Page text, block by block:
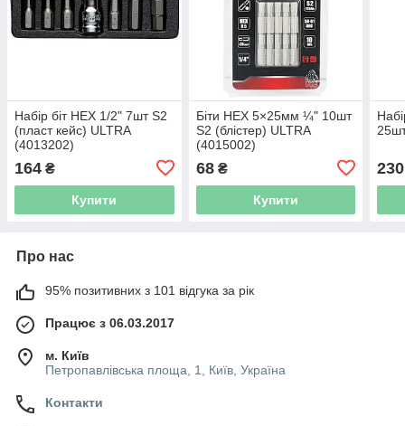
Набір біт HEX 1/2" 7шт S2
(пласт кейс) ULTRA
(4013202)
164 ₴
Купити
Біти HEX 5×25мм ¼" 10шт
S2 (блістер) ULTRA
(4015002)
68₴
Купити
230
Про нас
95% позитивних з 101 відгука за рік
Працює з 06.03.2017
м. Київ
Петропавлівська площа, 1, Київ, Україна
Контакти